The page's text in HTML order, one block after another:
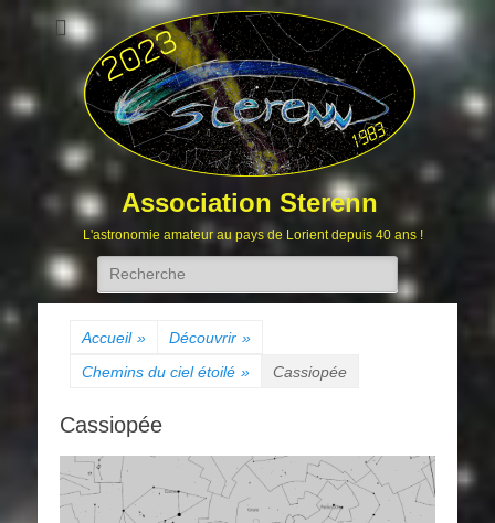
Association Sterenn
L'astronomie amateur au pays de Lorient depuis 40 ans !
Rechercher :
Accueil » Découvrir »
Chemins du ciel étoilé » Cassiopée
Cassiopée